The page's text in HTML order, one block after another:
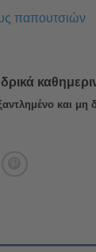
παπουτσιών
και μη